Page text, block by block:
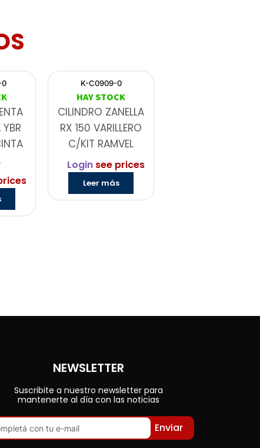
0 K-C0909-0
HAY STOCK
CILINDRO ZANELLA
RX 150 VARILLERO
C/KIT RAMVEL
Login see prices
Leer más
NEWSLETTER
Suscribite a nuestro newsletter para
mantenerte al día con las noticias
Enviar